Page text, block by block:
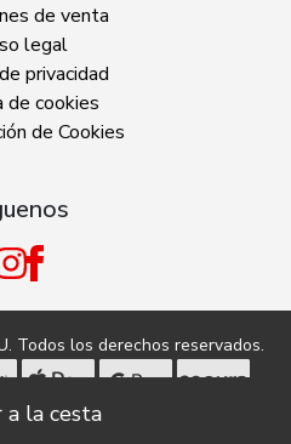
de venta
legal
privacidad
de cookies
de Cookies
. Todos los derechos reservados.
Tecnología